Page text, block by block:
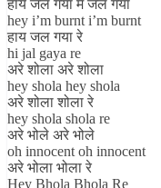
हाय जल गया मैं जल गया
hey i’m burnt i’m burnt
हाय जल गया रे
hi jal gaya re
अरे शोला अरे शोला
hey shola hey shola
अरे शोला शोला रे
hey shola shola re
अरे भोले अरे भोले
oh innocent oh innocent
अरे भोला भोला रे
Hey Bhola Bhola Re